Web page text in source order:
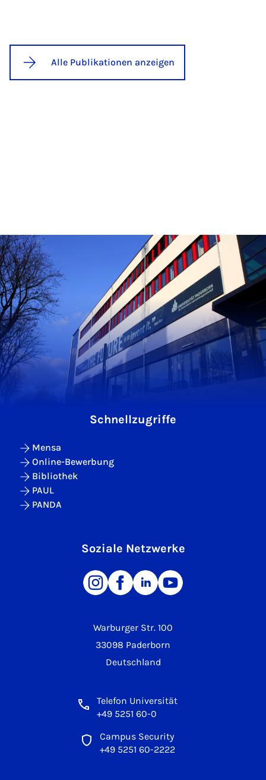
Alle Publikationen anzeigen
Warburger Str. 100
33098 Paderborn
Deutschland
Telefon Universität
+49 5251 60-0
Campus Security
+49 5251 60-2222
Schnellzugriffe
Mensa
Online-Bewerbung
Bibliothek
PAUL
PANDA
Soziale Netzwerke